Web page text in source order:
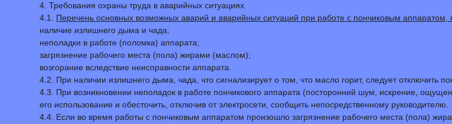
4. Требования охраны труда в аварийных ситуациях
4.1. Перечень основных возможных аварий и аварийных ситуаций при работе с пончиковым
наличие излишнего дыма и чада;
неполадки в работе (поломка) аппарата;
загрязнение рабочего места (пола) жирами (маслом);
возгорание вследствие неисправности аппарата.
4.2. При наличии излишнего дыма, чада, что сигнализирует о том, что масло горит, следует отключить
4.3. При возникновении неполадок в работе пончикового аппарата (посторонний шум, искрение,
его использование и обесточить, отключив от электросети, сообщить непосредственному руководителю.
4.4. Если во время работы с пончиковым аппаратом произошло загрязнение рабочего места (пола)